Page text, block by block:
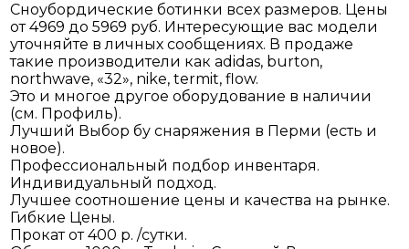
Сноубордические ботинки всех размеров. Цены
от 4969 до 5969 руб. Интересующие вас модели
уточняйте в личных сообщениях. В продаже
такие производители как adidas, burton,
northwave, «32», nike, termit, flow.
Этo и многоe другое оборудование в наличии
(см. Профиль).
Лучший Выбор бу снаряжения в Перми (есть и
новое).
Профессиональный подбор инвентаря.
Индивидуальный подход.
Лучшее соотношение цены и качества на рынке.
Гибкие Цены.
Прокат от 400 р. /сутки.